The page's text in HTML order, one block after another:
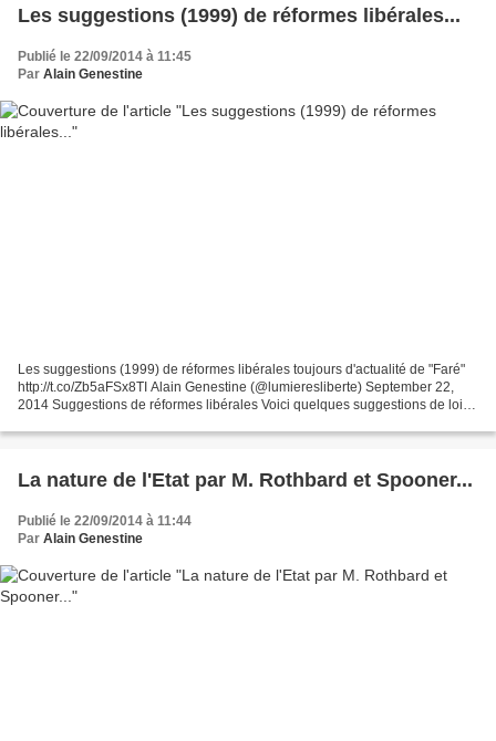
Les suggestions (1999) de réformes libérales...
Publié le 22/09/2014 à 11:45
Par Alain Genestine
Les suggestions (1999) de réformes libérales toujours d'actualité de "Faré"
http://t.co/Zb5aFSx8TI Alain Genestine (@lumieresliberte) September 22,
2014 Suggestions de réformes libérales Voici quelques suggestions de lois
La nature de l'Etat par M. Rothbard et Spooner...
Publié le 22/09/2014 à 11:44
Par Alain Genestine